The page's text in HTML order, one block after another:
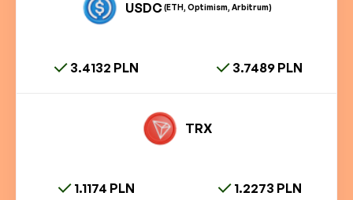
USDC(ETH, Optimism, Arbitrum)
3.4132 PLN 3.7489 PLN
TRX
1.1174 PLN 1.2273 PLN